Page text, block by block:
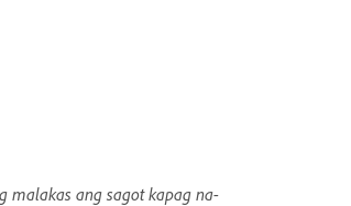
malakas ang sagot kapag na-